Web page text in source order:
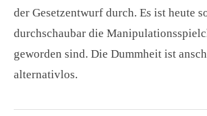
der Gesetzentwurf durch. Es ist heute
durchschaubar die
geworden sind. Die Dummheit ist
alternativlos.